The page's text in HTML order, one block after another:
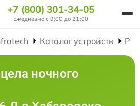
+7 (800) 301-34-05
Ежедневно с 9:00 до 21:00
Каталог устройств
ночного